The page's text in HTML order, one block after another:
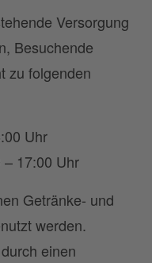
Versorgung
Besuchende
zu folgenden
Uhr
17:00 Uhr
Getränke- und
werden.
einen